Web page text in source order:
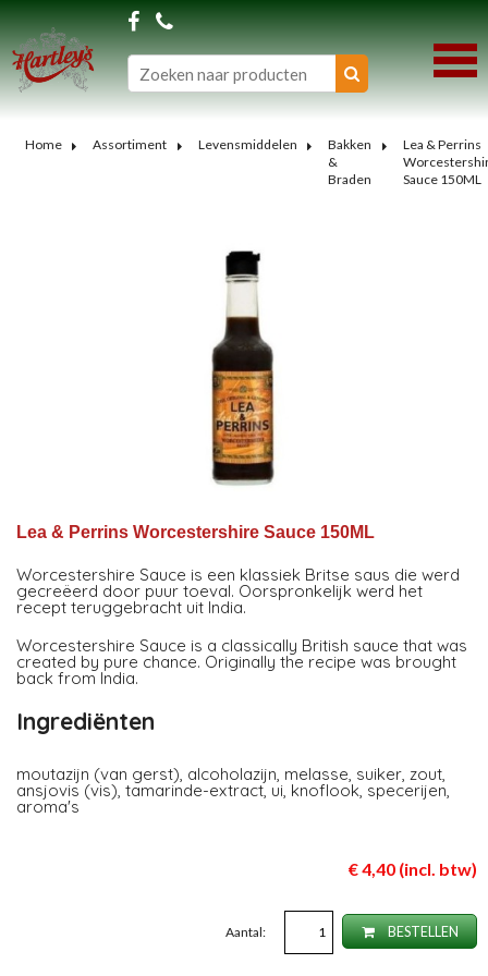
Home Assortiment Levensmiddelen
Bakken
&
Braden
Lea & Perrins
Sauce 150ML
Lea & Perrins Worcestershire Sauce 150ML
Worcestershire Sauce is een klassiek Britse saus die werd
gecreëerd door puur toeval. Oorspronkelijk werd het
recept teruggebracht uit India.
Worcestershire Sauce is a classically British sauce that was
created by pure chance. Originally the recipe was brought
back from India.
Ingrediënten
moutazijn (van gerst), alcoholazijn, melasse, suiker, zout,
ansjovis (vis), tamarinde-extract, ui, knoflook, specerijen,
aroma's
€ 4,40 (incl. btw)
Aantal: BESTELLEN